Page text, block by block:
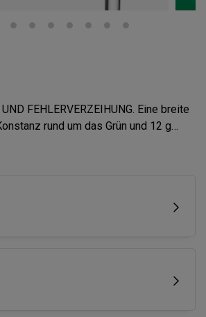
FEHLERVERZEIHUNG. Eine breite
rund um das Grün und 12 g
für maximale Fehlerverzeihung. Die